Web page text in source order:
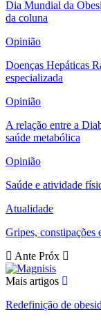
Dia Mundial da
da coluna
Opinião
Doenças Hepáticas
especializada
Opinião
A relação entre a
saúde metabólica
Opinião
Saúde e atividade
Atualidade
Gripes, constipações
Ante Próx
Mais artigos
Redefinição de